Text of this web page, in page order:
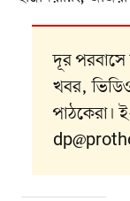
দূর
খবর,
পাঠকেরা।